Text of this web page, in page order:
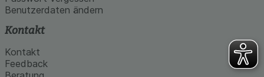
Benutzerdaten ändern
Kontakt
Kontakt
Feedback